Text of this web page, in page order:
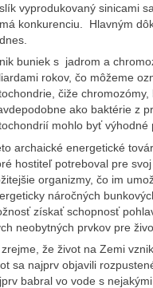
vyprodukovaný sinicami
konkurenciu. Hlavným
buniek s jadrom a
rokov, čo môžeme
čiže
ako baktérie z
mohlo byť
archaické energetické
hostiteľ potreboval pre
organizmy, čo im
náročných
získať schopnosť
neobytných prvkov pre
že život na Zemi
sa najprv objavili
babral vo vode s